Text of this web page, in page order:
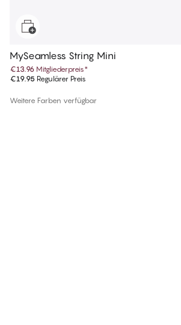
MySeamless String Mini
€13.96 Mitgliederpreis*
€19.95 Regulärer Preis
Weitere Farben verfügbar